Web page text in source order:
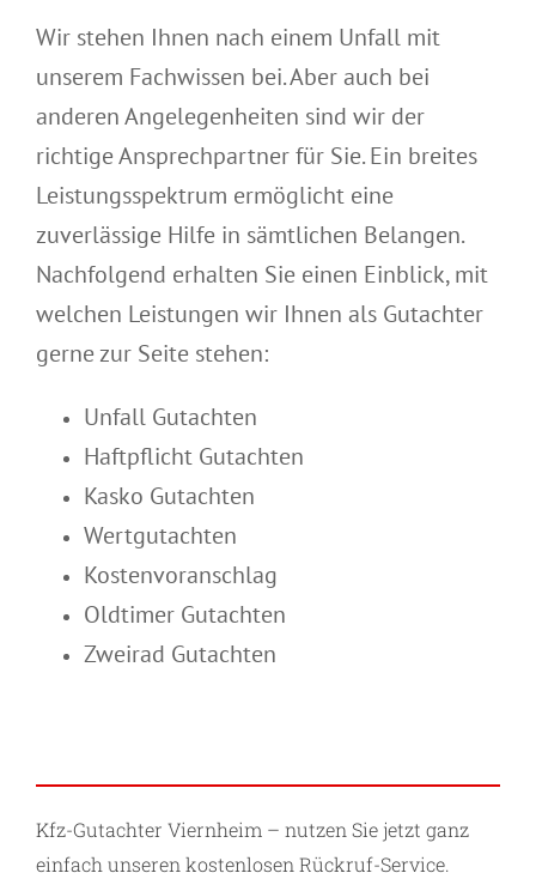
Wir stehen Ihnen nach einem Unfall mit
unserem Fachwissen bei. Aber auch bei
anderen Angelegenheiten sind wir der
richtige Ansprechpartner für Sie. Ein breites
Leistungsspektrum ermöglicht eine
zuverlässige Hilfe in sämtlichen Belangen.
Nachfolgend erhalten Sie einen Einblick, mit
welchen Leistungen wir Ihnen als Gutachter
gerne zur Seite stehen:
Unfall Gutachten
Haftpflicht Gutachten
Kasko Gutachten
Wertgutachten
Kostenvoranschlag
Oldtimer Gutachten
Zweirad Gutachten
Kfz-Gutachter Viernheim – nutzen Sie jetzt ganz
einfach unseren kostenlosen Rückruf-Service.